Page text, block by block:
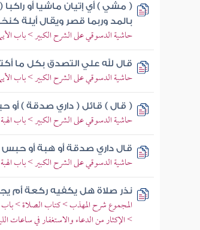
( مشي ) أي إتيان ماشيا أو راكبا
بالمد وربما قصر ويقال أيلة
حاشية الدسوقي على الشرح الكبير > باب
قال لله علي التصدق بكل ما
حاشية الدسوقي على الشرح الكبير > باب
( قال ) قائل ( داري صدقة ) أو
حاشية الدسوقي على الشرح الكبير > باب الهبة
قال داري صدقة أو هبة أو حبس
حاشية الدسوقي على الشرح الكبير > باب الهبة
نذر صلاة هل يكفيه ركعة أم
المجموع شرح المهذب > كتاب الصلاة > باب
> الإكثار من الدعاء والاستغفار في ساعات